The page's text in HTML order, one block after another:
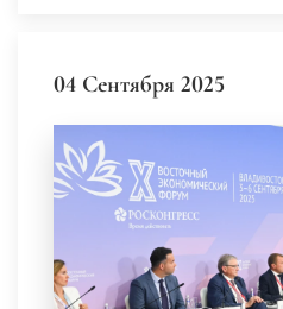
04 Сентября 2025